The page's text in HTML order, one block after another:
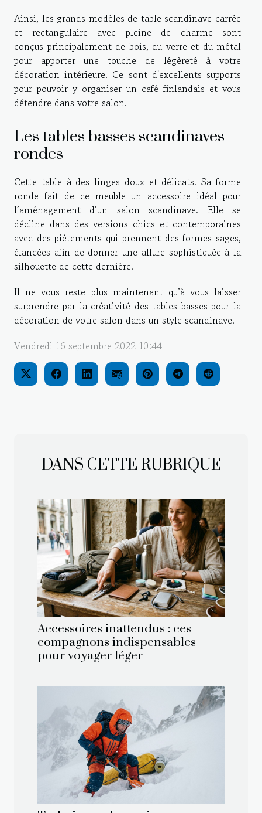
Ainsi, les grands modèles de table scandinave carrée
et rectangulaire avec pleine de charme sont
conçus principalement de bois, du verre et du métal
pour apporter une touche de légèreté à votre
décoration intérieure. Ce sont d'excellents supports
pour pouvoir y organiser un café finlandais et vous
détendre dans votre salon.
Les tables basses scandinaves
rondes
Cette table à des linges doux et délicats. Sa forme
ronde fait de ce meuble un accessoireidéal pour
l’aménagement d’un salon scandinave. Elle se
décline dans des versions chics et contemporaines
avec des piétements qui prennent des formes sages,
élancées afin de donner une allure sophistiquée à la
silhouette de cette dernière.
Il ne vous reste plus maintenant qu’à vous laisser
surprendre par la créativité des tables basses pour la
décoration de votre salon dans un style scandinave.
Vendredi 16 septembre 2022 10:44
DANS CETTE RUBRIQUE
Accessoires inattendus : ces
compagnons indispensables
pour voyager léger